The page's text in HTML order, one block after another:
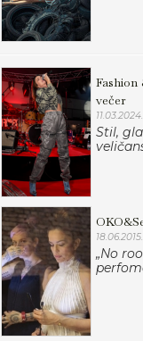
večer
11.03.2024.
Stil,
18.06.2015.
„No